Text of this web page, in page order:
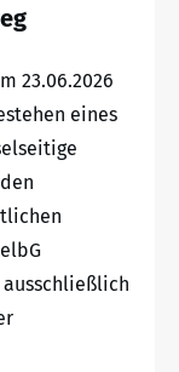
23.06.2026
eines